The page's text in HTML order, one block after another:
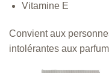
Vitamine E
Convient aux
intolérantes aux